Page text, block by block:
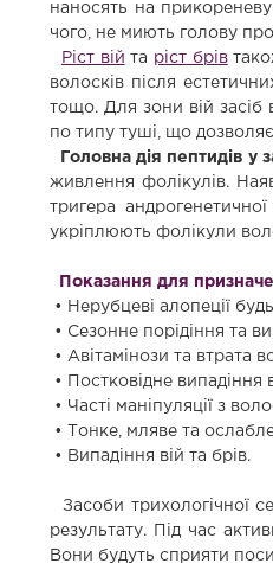
наносять на
чого, не миють голову
Ріст вій та ріст брів
волосків після
тощо. Для зони вій засіб
по типу туші, що дозволяє
Головна дія пептидів у
живлення фолікулів.
тригера
укріплюють фолікули
Показання для
• Нерубцеві алопеції
• Сезонне порідіння та
• Авітамінози та втрата
• Постковідне випадіння
• Часті маніпуляції з
• Тонке, мляве та
• Випадіння вій та брів.
Засоби трихологічної
результату. Під час
Вони будуть сприяти